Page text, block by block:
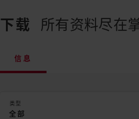
下载 所有资料尽在
信息
类型
全部